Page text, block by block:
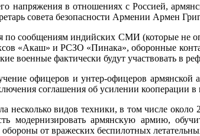
напряжения в отношениях с Россией,
совета безопасности Армении Армен
сообщениям индийских СМИ (которые не
«Акаш» и РСЗО «Пинака», оборонные
военные фактически будут участвовать в
офицеров и унтер-офицеров
соглашения об усилении
несколько видов техники, в том числе
модернизировать армянскую армию,
от вражеских беспилотных